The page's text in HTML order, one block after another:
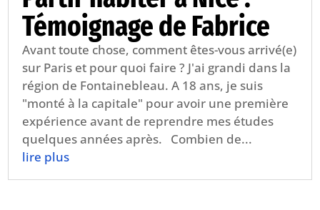
Témoignage de Fabrice
Avant toute chose, comment êtes-vous arrivé(e)
sur Paris et pour quoi faire ? J'ai grandi dans la
région de Fontainebleau. A 18 ans, je suis
"monté à la capitale" pour avoir une première
expérience avant de reprendre mes études
quelques années après. Combien de...
lire plus